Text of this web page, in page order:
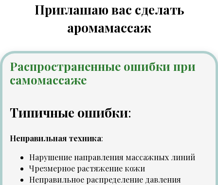
Приглашаю вас сделать
аромамассаж
Распространенные ошибки при
самомассаже
Типичные ошибки:
Неправильная техника:
Нарушение направления массажных линий
Чрезмерное растяжение кожи
Неправильное распределение давления